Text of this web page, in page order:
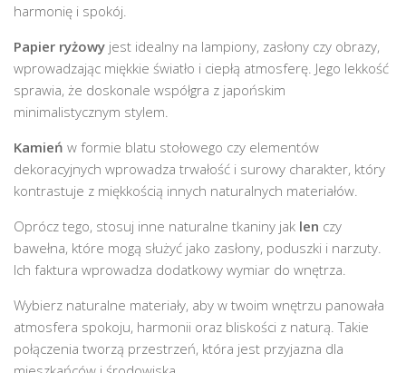
harmonię i spokój.
Papier ryżowy jest idealny na lampiony, zasłony czy obrazy,
wprowadzając miękkie światło i ciepłą atmosferę. Jego lekkość
sprawia, że doskonale współgra z japońskim
minimalistycznym stylem.
Kamień w formie blatu stołowego czy elementów
dekoracyjnych wprowadza trwałość i surowy charakter, który
kontrastuje z miękkością innych naturalnych materiałów.
Oprócz tego, stosuj inne naturalne tkaniny jak len czy
bawełna, które mogą służyć jako zasłony, poduszki i narzuty.
Ich faktura wprowadza dodatkowy wymiar do wnętrza.
Wybierz naturalne materiały, aby w twoim wnętrzu panowała
atmosfera spokoju, harmonii oraz bliskości z naturą. Takie
połączenia tworzą przestrzeń, która jest przyjazna dla